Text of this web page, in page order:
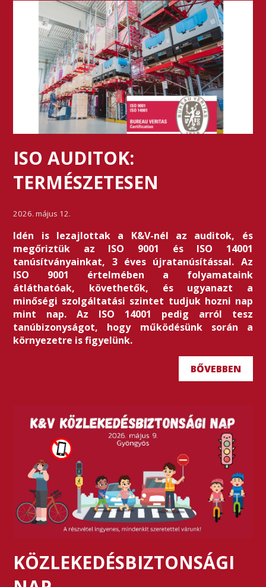
ISO AUDITOK:
TERMÉSZETESEN
2026. május 12.
Idén is lezajlottak a K&V-nél az auditok, és
megőriztük az ISO 9001 és ISO 14001
tanúsítványainkat, 3 éves újratanúsítással. Az
ISO 9001 értelmében a folyamataink
átláthatóak, követhetők, és ugyanazt a
minőségi szolgáltatási szintet tudjuk hozni nap
mint nap. Az ISO 14001 pedig arról tesz
tanúbizonyságot, hogy működésünk során a
környezetre is figyelünk.
BŐVEBBEN
KÖZLEKEDÉSBIZTONSÁGI